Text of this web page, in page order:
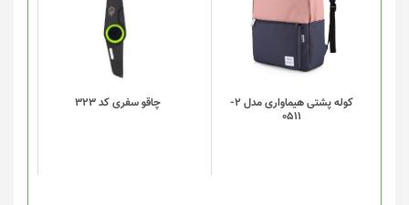
کوله پشتی هیماواری مدل 2-
0511
انواع
مختلفی
می
گزینه
ها
چاقو سفری کد 323